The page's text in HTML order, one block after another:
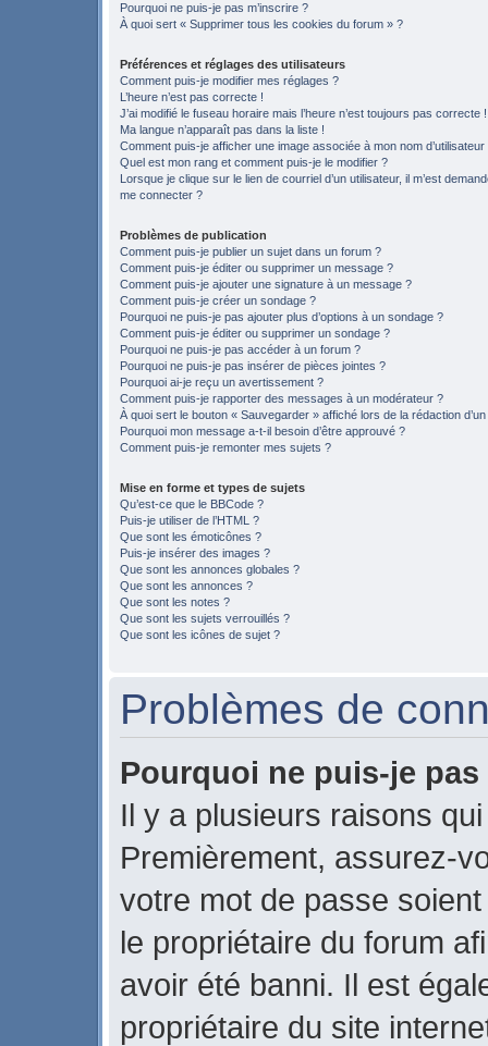
Pourquoi ne puis-je pas m’inscrire ?
À quoi sert « Supprimer tous les cookies du forum » ?
Préférences et réglages des utilisateurs
Comment puis-je modifier mes réglages ?
L’heure n’est pas correcte !
J’ai modifié le fuseau horaire mais l’heure n’est toujours pas correcte !
Ma langue n’apparaît pas dans la liste !
Comment puis-je afficher une image associée à mon nom d’utilisateur
Quel est mon rang et comment puis-je le modifier ?
Lorsque je clique sur le lien de courriel d’un utilisateur, il m’est
me connecter ?
Problèmes de publication
Comment puis-je publier un sujet dans un forum ?
Comment puis-je éditer ou supprimer un message ?
Comment puis-je ajouter une signature à un message ?
Comment puis-je créer un sondage ?
Pourquoi ne puis-je pas ajouter plus d’options à un sondage ?
Comment puis-je éditer ou supprimer un sondage ?
Pourquoi ne puis-je pas accéder à un forum ?
Pourquoi ne puis-je pas insérer de pièces jointes ?
Pourquoi ai-je reçu un avertissement ?
Comment puis-je rapporter des messages à un modérateur ?
À quoi sert le bouton « Sauvegarder » affiché lors de la rédaction
Pourquoi mon message a-t-il besoin d’être approuvé ?
Comment puis-je remonter mes sujets ?
Mise en forme et types de sujets
Qu’est-ce que le BBCode ?
Puis-je utiliser de l’HTML ?
Que sont les émoticônes ?
Puis-je insérer des images ?
Que sont les annonces globales ?
Que sont les annonces ?
Que sont les notes ?
Que sont les sujets verrouillés ?
Que sont les icônes de sujet ?
Problèmes de
Pourquoi ne puis-je
Il y a plusieurs raisons
Premièrement, assurez-
votre mot de passe
le propriétaire du forum
avoir été banni. Il est
propriétaire du site